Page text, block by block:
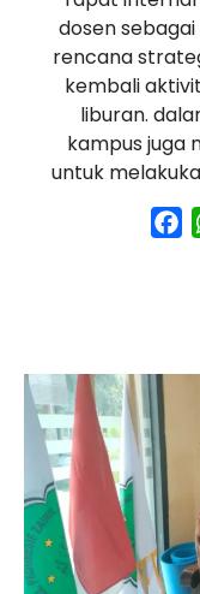
dosen
rencana
kembali
liburan.
kampus juga
untuk